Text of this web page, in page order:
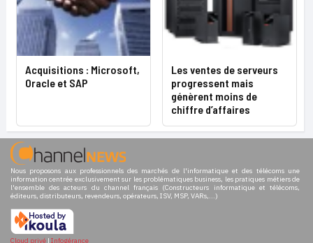
Acquisitions : Microsoft,
Oracle et SAP
Les ventes de serveurs
progressent mais
génèrent moins de
chiffre d’affaires
Nous proposons aux professionnels des marchés de l'informatique et des télécoms une
information centrée exclusivement sur les problématiques business, les pratiques métiers de
l'ensemble des acteurs du channel français (Constructeurs informatique et télécoms,
éditeurs, distributeurs, revendeurs, opérateurs, ISV, MSP, VARs,...)
Cloud privé | Infogérance